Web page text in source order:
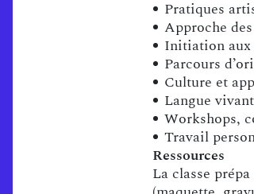
Pratiques
Approche
Initiation
Parcours
Culture et
Langue
Workshops,
Travail
Ressources
La classe